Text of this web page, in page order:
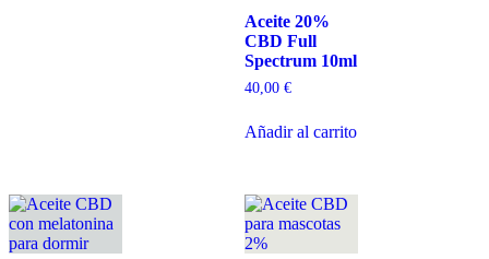
Aceite 20%
CBD Full
Spectrum 10ml
40,00 €
Añadir al carrito